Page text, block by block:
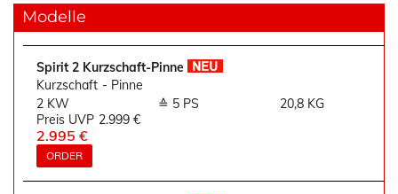
Modelle
Spirit 2 Kurzschaft-Pinne
Kurzschaft - Pinne
2 KW
≙ 5 PS
20,8 KG
Preis UVP 2.999 €
2.995 €
ORDER